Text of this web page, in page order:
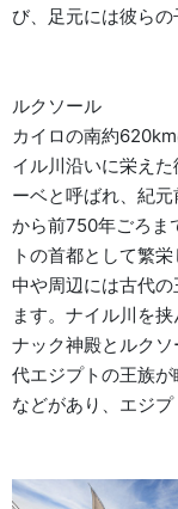
び、足元には彼らの
ルクソール
カイロの南約
イル川沿いに栄え
ーベと呼ばれ、紀
から前750年ごろま
トの首都として繁
中や周辺には古代
ます。ナイル川を
ナック神殿とルク
代エジプトの王族
などがあり、エジプ